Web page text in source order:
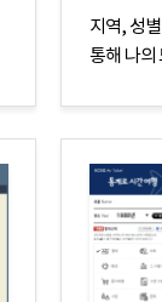
지역, 성
통해 나의